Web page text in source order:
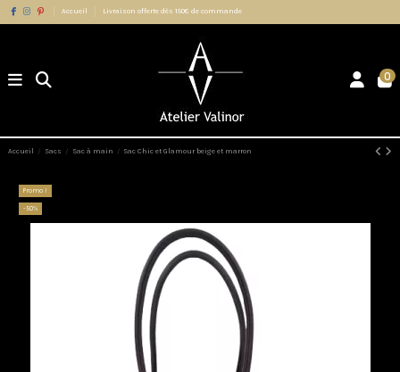
Accueil Livraison offerte dès 150€ de commande
0
Accueil Sacs Sac à main Sac Chic et Glamour beige et marron
Promo !
-50%